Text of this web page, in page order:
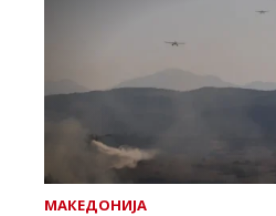
МАКЕДОНИЈА